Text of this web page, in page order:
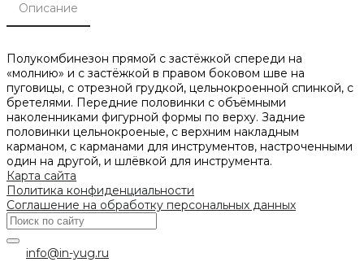
Описание
Полукомбинезон прямой с застёжкой спереди на
«молнию» и с застёжкой в правом боковом шве на
пуговицы, с отрезной грудкой, цельнокроенной спинкой, с
бретелями. Передние половинки с объёмными
наколенниками фигурной формы по верху. Задние
половинки цельнокроеные, с верхним накладным
карманом, с карманами для инструментов, настроченными
один на другой, и шлёвкой для инструмента.
Карта сайта
Политика конфиденциальности
Соглашение на обработку персональных данных
info@in-yug.ru